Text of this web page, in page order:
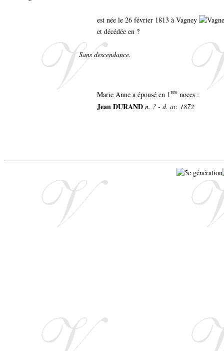
est née le 26 février 1813 à Vagney
et décédée en ?
Sans descendance.
Marie Anne a épousé en 1res noces :
Jean DURAND n. ? - d. av. 1872